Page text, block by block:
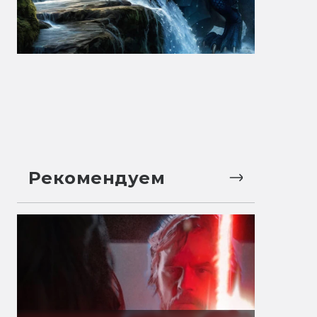
Рекомендуем